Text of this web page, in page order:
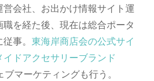
会社、お出かけ情報サイト運
を経た後、現在は総合ポータ
事。 東海岸商店会の公式サイ
イドアクセサリーブランド
ブマーケティングも行う。